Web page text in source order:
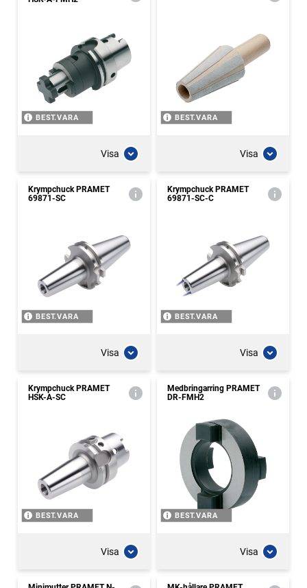
BEST.VARA
Visa
BEST.VARA
Visa
Krympchuck PRAMET
69871-SC
BEST.VARA
Visa
Krympchuck PRAMET
69871-SC-C
BEST.VARA
Visa
Krympchuck PRAMET
HSK-A-SC
BEST.VARA
Visa
Medbringarring PRAMET
DR-FMH2
BEST.VARA
Visa